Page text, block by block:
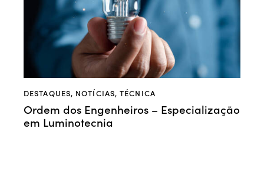
DESTAQUES, NOTÍCIAS,TÉCNICA
Ordem dos Engenheiros – Especialização
em Luminotecnia